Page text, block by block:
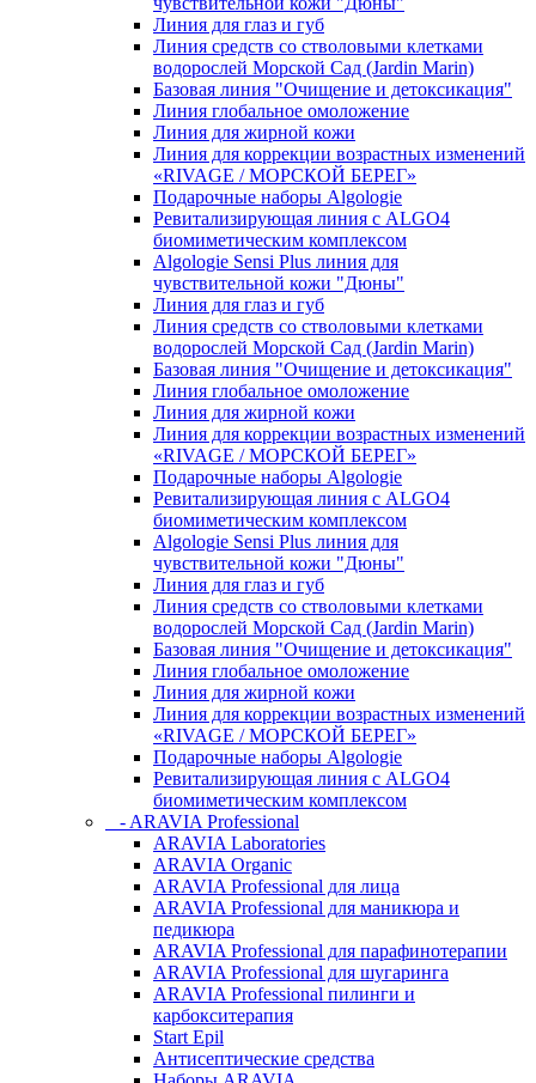
Линия для глаз и губ
Линия средств со стволовыми клетками
водорослей Морской Сад (Jardin Marin)
Базовая линия "Очищение и детоксикация"
Линия глобальное омоложение
Линия для жирной кожи
Линия для коррекции возрастных изменений
«RIVAGE / МОРСКОЙ БЕРЕГ»
Подарочные наборы Algologie
Ревитализирующая линия с ALGO4
биомиметическим комплексом
Algologie Sensi Plus линия для
чувcтвительной кожи "Дюны"
Линия для глаз и губ
Линия средств со стволовыми клетками
водорослей Морской Сад (Jardin Marin)
Базовая линия "Очищение и детоксикация"
Линия глобальное омоложение
Линия для жирной кожи
Линия для коррекции возрастных изменений
«RIVAGE / МОРСКОЙ БЕРЕГ»
Подарочные наборы Algologie
Ревитализирующая линия с ALGO4
биомиметическим комплексом
Algologie Sensi Plus линия для
чувcтвительной кожи "Дюны"
Линия для глаз и губ
Линия средств со стволовыми клетками
водорослей Морской Сад (Jardin Marin)
Базовая линия "Очищение и детоксикация"
Линия глобальное омоложение
Линия для жирной кожи
Линия для коррекции возрастных изменений
«RIVAGE / МОРСКОЙ БЕРЕГ»
Подарочные наборы Algologie
Ревитализирующая линия с ALGO4
биомиметическим комплексом
- ARAVIA Professional
ARAVIA Laboratories
ARAVIA Organic
ARAVIA Professional для лица
ARAVIA Professional для маникюра и
педикюра
ARAVIA Professional для парафинотерапии
ARAVIA Professional для шугаринга
ARAVIA Professional пилинги и
карбокситерапия
Start Epil
Антисептические средства